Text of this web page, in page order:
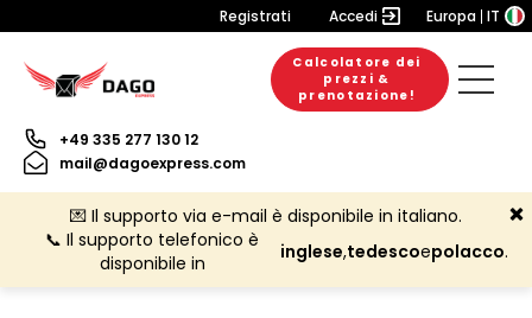
Registrati Accedi Europa IT
Calcolatore dei
prezzi &
prenotazione!
+49 335 277 130 12
mail@dagoexpress.com
💌 Il supporto via e-mail è disponibile in italiano.
📞 Il supporto telefonico è
disponibile in
inglese,tedescoepolacco.
20. Luglio 2026
6. Luglio 2026
3. Luglio 2026